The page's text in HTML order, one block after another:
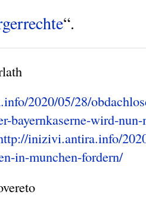
“.
2020/05/28/
bayernkaserne-wird-
inizivi.antira.info/
in-munchen-fordern/